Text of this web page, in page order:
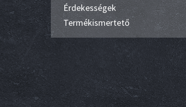
Érdekességek
Termékismertető